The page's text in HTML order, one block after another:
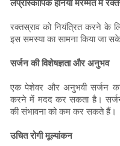
लेप्रोस्कोपिक हर्निया मरम्मत में
रक्तस्राव को नियंत्रित करने के
इस समस्या का सामना किया जा
सर्जन की विशेषज्ञता और अनुभव
एक पेशेवर और अनुभवी सर्जन
करने में मदद कर सकता है।
की संभावना को कम कर सकते हैं।
उचित रोगी मूल्यांकन